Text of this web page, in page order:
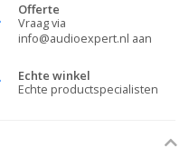
Offerte
Vraag via
info@audioexpert.nl aan
Echte winkel
Echte productspecialisten